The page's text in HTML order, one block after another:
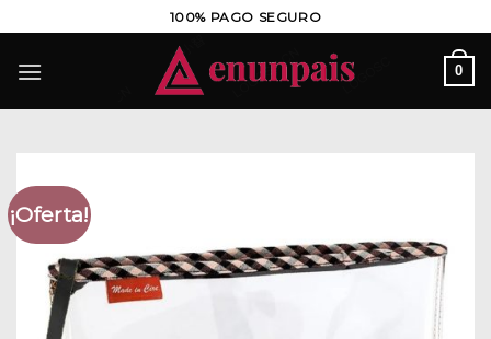
al
contenido
100% PAGO SEGURO
0
¡Oferta!